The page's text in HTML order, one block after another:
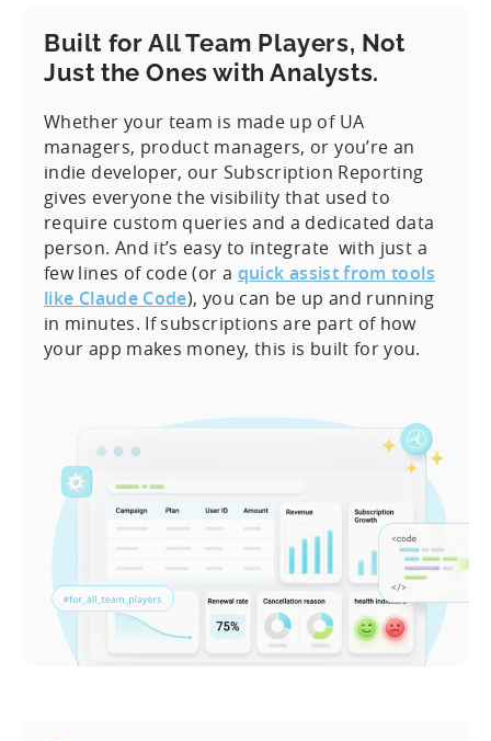
Built for All Team Players, Not
Just the Ones with Analysts.
Whether your team is made up of UA
managers, product managers, or you’re an
indie developer, our Subscription Reporting
gives everyone the visibility that used to
require custom queries and a dedicated data
person. And it’s easy to integrate with just a
few lines of code (or a quick assist from tools
like Claude Code), you can be up and running
in minutes. If subscriptions are part of how
your app makes money, this is built for you.